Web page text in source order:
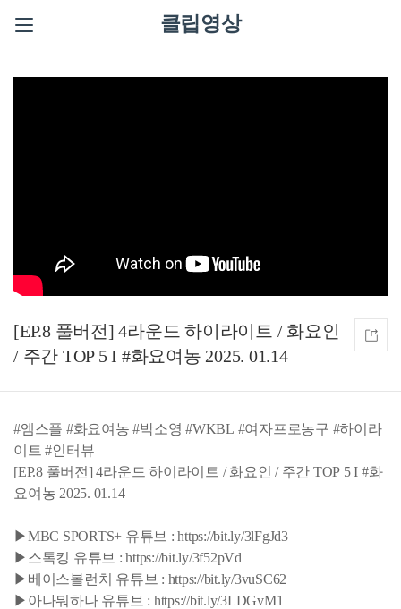
클립영상
[EP.8 풀버전] 4라운드 하이라이트 / 화요인
/ 주간 TOP 5 I #화요여농 2025. 01.14
#엠스플 #화요여농 #박소영 #WKBL #여자프로농구 #하이라
이트 #인터뷰
[EP.8 풀버전] 4라운드 하이라이트 / 화요인 / 주간 TOP 5 I #화
요여농 2025. 01.14
▶MBC SPORTS+ 유튜브 : https://bit.ly/3lFgJd3
▶스톡킹 유튜브 : https://bit.ly/3f52pVd
▶베이스볼런치 유튜브 : https://bit.ly/3vuSC62
▶아나뭐하나 유튜브 : https://bit.ly/3LDGvM1